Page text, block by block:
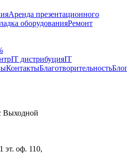
Аренда презентационного
оборудованияРемонт
IT дистрибуцияIT
КонтактыБлаготворительность
Выходной
эт. оф. 110,